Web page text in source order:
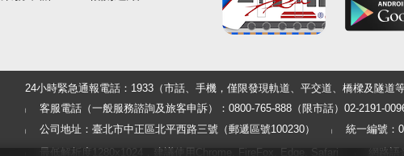
24小時緊急通報電話：1933（市話、手機，僅限發現軌道、平交道、橋樑及隧道
客服電話（一般服務諮詢及旅客申訴）：0800-765-888（限市話）02-2191-
公司地址：臺北市中正區北平西路三號（郵遞區號100230）
統一編號：
最低解析度1280x1024，建議使用Chrome, FireFox, Edge, Safari
網路語